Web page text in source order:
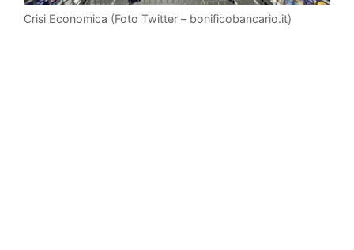
Crisi Economica (Foto Twitter – bonificobancario.it)